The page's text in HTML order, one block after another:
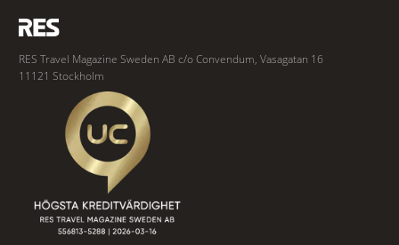
RES Travel Magazine Sweden AB c/o Convendum, Vasagatan 16
11121 Stockholm